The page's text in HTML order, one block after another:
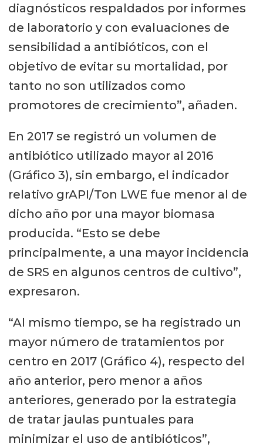
diagnósticos respaldados por informes
de laboratorio y con evaluaciones de
sensibilidad a antibióticos, con el
objetivo de evitar su mortalidad, por
tanto no son utilizados como
promotores de crecimiento”, añaden.
En 2017 se registró un volumen de
antibiótico utilizado mayor al 2016
(Gráfico 3), sin embargo, el indicador
relativo grAPI/Ton LWE fue menor al de
dicho año por una mayor biomasa
producida. “Esto se debe
principalmente, a una mayor incidencia
de SRS en algunos centros de cultivo”,
expresaron.
“Al mismo tiempo, se ha registrado un
mayor número de tratamientos por
centro en 2017 (Gráfico 4), respecto del
año anterior, pero menor a años
anteriores, generado por la estrategia
de tratar jaulas puntuales para
minimizar el uso de antibióticos”,